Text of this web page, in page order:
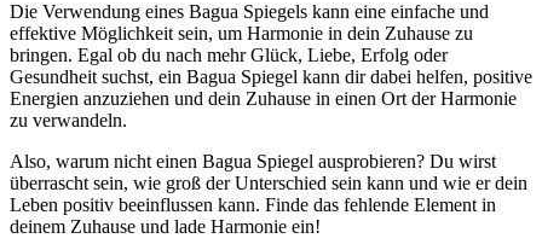
Die ⁢Verwendung eines Bagua Spiegels‍ kann eine einfache und
effektive⁣ Möglichkeit sein, um Harmonie⁣ in ‍dein Zuhause zu‍
bringen. Egal⁤ ob du nach ⁣mehr Glück, Liebe,⁣ Erfolg oder
Gesundheit suchst, ein Bagua Spiegel kann dir dabei ⁤helfen, positive​
Energien anzuziehen und​ dein⁣ Zuhause in einen Ort der Harmonie
zu verwandeln.
Also,⁢ warum nicht einen Bagua Spiegel ausprobieren? Du wirst ​
überrascht sein, wie ‌groß der Unterschied sein kann und wie er dein
Leben positiv beeinflussen kann. Finde das fehlende Element⁢ in
deinem​ Zuhause und lade Harmonie ein!